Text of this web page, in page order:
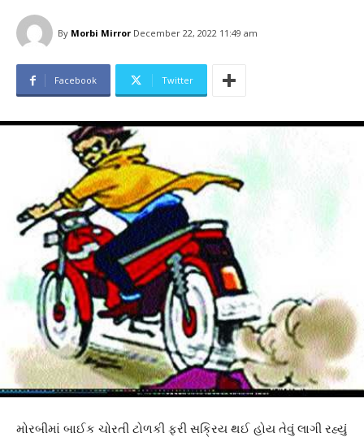
By Morbi Mirror December 22, 2022 11:49 am
Facebook Twitter
મોરબીમાં બાઈક ચોરતી ટોળકી ફરી સક્રિય થઈ હોય તેવું લાગી રહ્યું